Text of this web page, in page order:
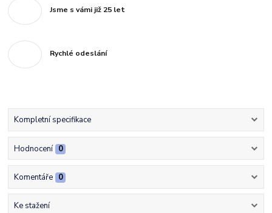
Jsme s vámi již 25 let
Rychlé odeslání
Kompletní specifikace
Hodnocení 0
Komentáře 0
Ke stažení